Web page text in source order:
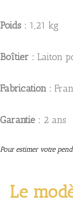
Poids : 1,21 kg
Boîtier : Laiton
Fabrication :
Garantie : 2 ans
Pour estimer votre
Le